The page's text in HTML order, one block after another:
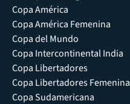
Copa América
Copa América Femenina
Copa del Mundo
Copa Intercontinental India
Copa Libertadores
Copa Libertadores Femenina
Copa Sudamericana